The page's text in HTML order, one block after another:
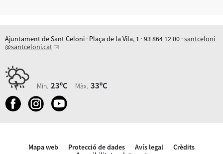
Ajuntament de Sant Celoni · Plaça de la Vila, 1 · 93 864 12 00 ·santceloni
@santceloni.cat
Mín. 23ºC Màx. 33ºC
Mapa web Protecció de dades Avís legal
Crèdits